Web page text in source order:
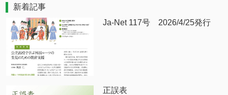
新着記事
Ja-Net 117号 2026/4/25発行
正誤表